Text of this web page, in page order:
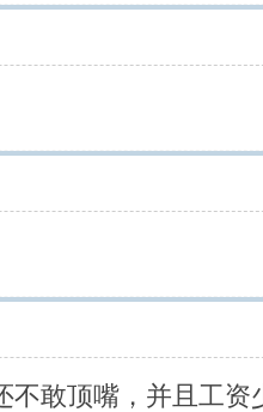
不敢顶嘴，并且工资